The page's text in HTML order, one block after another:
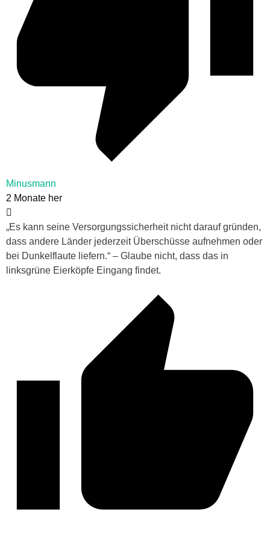
Minusmann
2 Monate her
„Es kann seine Versorgungssicherheit nicht darauf gründen,
dass andere Länder jederzeit Überschüsse aufnehmen oder
bei Dunkelflaute liefern.“ – Glaube nicht, dass das in
linksgrüne Eierköpfe Eingang findet.